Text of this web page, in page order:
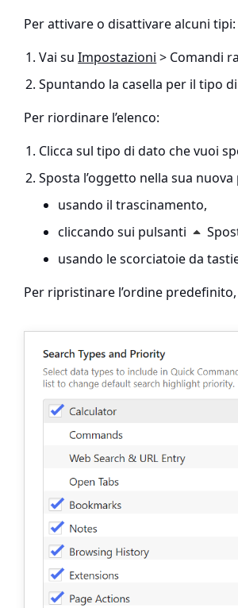
Per attivare o disattivare alcuni tipi:
Vai suImpostazioni > Comandi
Spuntando la casella per il tipo
Per riordinare l’elenco:
Clicca sul tipo di dato che vuoi
Sposta l’oggetto nella sua nuova
usando il trascinamento,
cliccando sui pulsanti
usando le scorciatoie da
Per ripristinare l’ordine predefinito,